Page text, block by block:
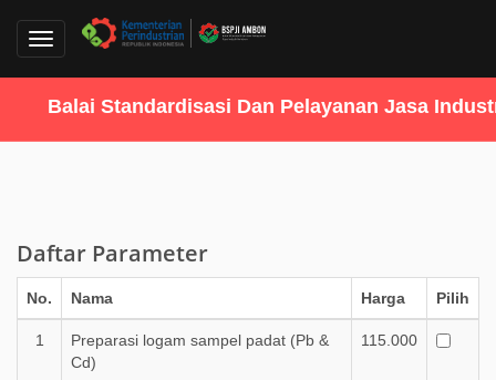
Toggle
Balai Standardisasi Dan Pelayanan Jasa Industri
Daftar Parameter
No. Nama Harga Pilih
1
Preparasi logam sampel padat (Pb &
Cd)
115.000